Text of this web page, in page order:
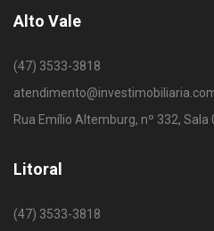
Alto Vale
(47) 3533-3818
Rua Emílio Altemburg, nº 332,
Litoral
(47) 3533-3818